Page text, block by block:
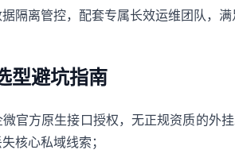
隔离管控，配套专属长效运维团队，
型避坑指南
官方原生接口授权，无正规资质的外
核心私域线索；